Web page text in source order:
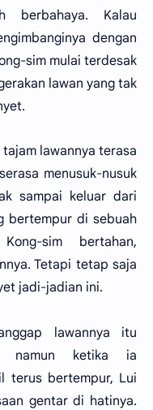
berbahaya. Kalau
dengan
sim mulai terdesak
lawan yang tak
lawannya terasa
menusuk-nusuk
sampai keluar dari
bertempur di sebuah
sim bertahan,
Tetapi tetap saja
jadi-jadian ini.
lawannya itu
namun ketika ia
terus bertempur, Lui
gentar di hatinya.